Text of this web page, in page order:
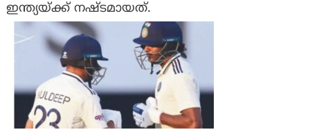
ഇന്ത്യയ്ക്ക് നഷ്ടമായത്.